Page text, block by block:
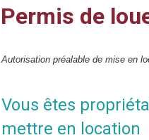
Permis de
Autorisation préalable de mise en
Vous êtes
mettre en location